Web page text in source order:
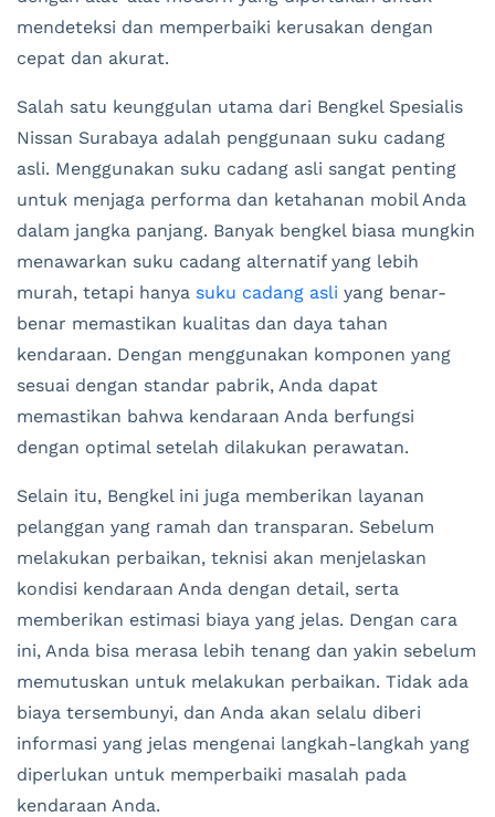
mendeteksi dan memperbaiki kerusakan dengan
cepat dan akurat.
Salah satu keunggulan utama dari Bengkel Spesialis
Nissan Surabaya adalah penggunaan suku cadang
asli. Menggunakan suku cadang asli sangat penting
untuk menjaga performa dan ketahanan mobil Anda
dalam jangka panjang. Banyak bengkel biasa mungkin
menawarkan suku cadang alternatif yang lebih
murah, tetapi hanya suku cadang asli yang benar-
benar memastikan kualitas dan daya tahan
kendaraan. Dengan menggunakan komponen yang
sesuai dengan standar pabrik, Anda dapat
memastikan bahwa kendaraan Anda berfungsi
dengan optimal setelah dilakukan perawatan.
Selain itu, Bengkel ini juga memberikan layanan
pelanggan yang ramah dan transparan. Sebelum
melakukan perbaikan, teknisi akan menjelaskan
kondisi kendaraan Anda dengan detail, serta
memberikan estimasi biaya yang jelas. Dengan cara
ini, Anda bisa merasa lebih tenang dan yakin sebelum
memutuskan untuk melakukan perbaikan. Tidak ada
biaya tersembunyi, dan Anda akan selalu diberi
informasi yang jelas mengenai langkah-langkah yang
diperlukan untuk memperbaiki masalah pada
kendaraan Anda.